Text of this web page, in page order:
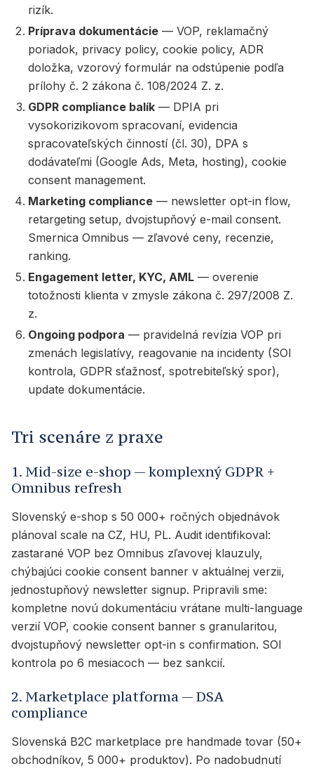
rizík.
Príprava dokumentácie — VOP, reklamačný
poriadok, privacy policy, cookie policy, ADR
doložka, vzorový formulár na odstúpenie podľa
prílohy č. 2 zákona č. 108/2024 Z. z.
GDPR compliance balík — DPIA pri
vysokorizikovom spracovaní, evidencia
spracovateľských činností (čl. 30), DPA s
dodávateľmi (Google Ads, Meta, hosting), cookie
consent management.
Marketing compliance — newsletter opt-in flow,
retargeting setup, dvojstupňový e-mail consent.
Smernica Omnibus — zľavové ceny, recenzie,
ranking.
Engagement letter, KYC, AML — overenie
totožnosti klienta v zmysle zákona č. 297/2008 Z.
z.
Ongoing podpora — pravidelná revízia VOP pri
zmenách legislatívy, reagovanie na incidenty (SOI
kontrola, GDPR sťažnosť, spotrebiteľský spor),
update dokumentácie.
Tri scenáre z praxe
1. Mid-size e-shop — komplexný GDPR +
Omnibus refresh
Slovenský e-shop s 50 000+ ročných objednávok
plánoval scale na CZ, HU, PL. Audit identifikoval:
zastarané VOP bez Omnibus zľavovej klauzuly,
chýbajúci cookie consent banner v aktuálnej verzii,
jednostupňový newsletter signup. Pripravili sme:
kompletne novú dokumentáciu vrátane multi-language
verzií VOP, cookie consent banner s granularitou,
dvojstupňový newsletter opt-in s confirmation. SOI
kontrola po 6 mesiacoch — bez sankcií.
2. Marketplace platforma — DSA
compliance
Slovenská B2C marketplace pre handmade tovar (50+
obchodníkov, 5 000+ produktov). Po nadobudnutí